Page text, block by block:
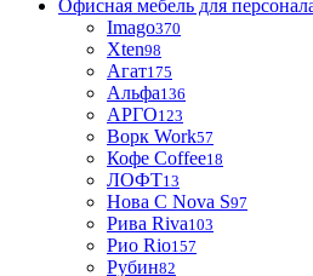
Офисная мебель для
Imago370
Xten98
Агат175
Альфа136
АРГО123
Ворк Work57
Кофе Coffee18
ЛОФТ13
Нова С Nova S97
Рива Riva103
Рио Rio157
Рубин82